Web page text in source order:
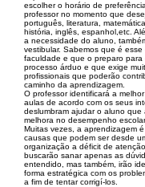
escolher o horário de
professor no momento que
português, literatura,
história, inglês, espanhol,etc.
a necessidade do aluno,
vestibular. Sabemos que é
faculdade e que o preparo
processo árduo e que exige
profissionais que poderão
caminho da aprendizagem.
O professor identificará a
aulas de acordo com os seus
deslumbram ajudar o aluno que
melhora no desempenho
Muitas vezes, a aprendizagem
causas que podem ser desde
organização a déficit de
buscarão sanar apenas as
entendido, mas também, irão
forma estratégica com os
a fim de tentar corrigí-los.